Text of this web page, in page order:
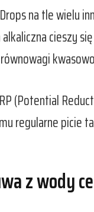
na tle wielu
alkaliczna cieszy
(Potential
regularne picie
z wody